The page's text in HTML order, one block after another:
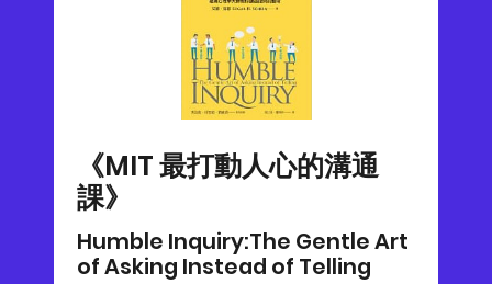
《MIT 最打動人心的溝通
課》
Humble Inquiry:The Gentle Art
of Asking Instead of Telling